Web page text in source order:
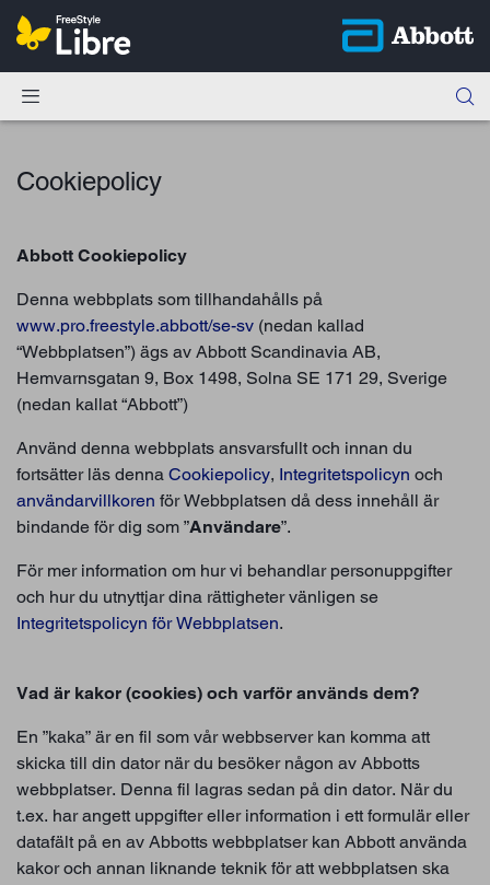
Cookiepolicy
Abbott Cookiepolicy
Denna webbplats som tillhandahålls på
www.pro.freestyle.abbott/se-sv (nedan kallad
“Webbplatsen”) ägs av Abbott Scandinavia AB,
Hemvarnsgatan 9, Box 1498, Solna SE 171 29, Sverige
(nedan kallat “Abbott”)
Använd denna webbplats ansvarsfullt och innan du
fortsätter läs denna Cookiepolicy, Integritetspolicyn och
användarvillkoren för Webbplatsen då dess innehåll är
bindande för dig som ”Användare”.
För mer information om hur vi behandlar personuppgifter
och hur du utnyttjar dina rättigheter vänligen se
Integritetspolicyn för Webbplatsen.
Vad är kakor (cookies) och varför används dem?
En ”kaka” är en fil som vår webbserver kan komma att
skicka till din dator när du besöker någon av Abbotts
webbplatser. Denna fil lagras sedan på din dator. När du
t.ex. har angett uppgifter eller information i ett formulär eller
datafält på en av Abbotts webbplatser kan Abbott använda
kakor och annan liknande teknik för att webbplatsen ska